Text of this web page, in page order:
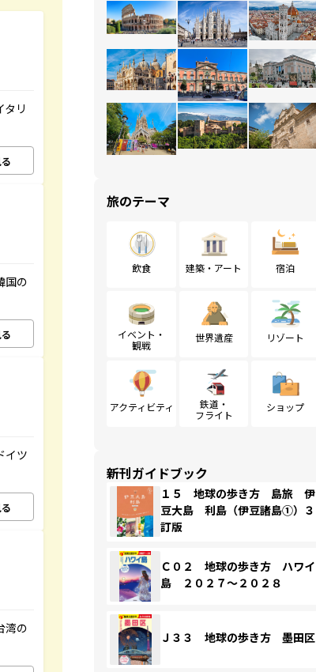
リ
国の
イツ
湾の
旅のテーマ
飲食 建築・アート 宿泊
イベント・
観戦
世界遺産 リゾート
アクティビティ
鉄道・
フライト
ショップ
新刊ガイドブック
１５ 地球の歩き方 島旅 伊
豆大島 利島（伊豆諸島①）３
訂版
Ｃ０２ 地球の歩き方 ハワイ
島 ２０２７～２０２８
Ｊ３３ 地球の歩き方 墨田区